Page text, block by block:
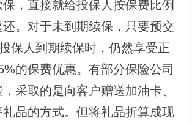
，直接就给投保人按保费比例
。对于未到期续保，只要预交
保人到期续保时，仍然享受正
的保费优惠。有部分保险公司
采取的是向客户赠送加油卡、
品的方式。但将礼品折算成现